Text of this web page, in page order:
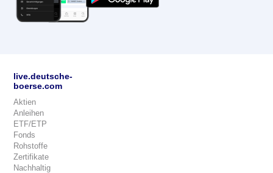
live.deutsche-
boerse.com
Aktien
Anleihen
ETF/ETP
Fonds
Rohstoffe
Zertifikate
Nachhaltig